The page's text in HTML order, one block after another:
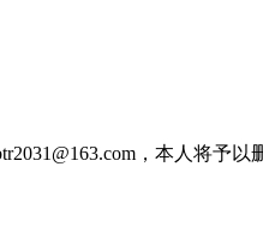
，本人将予以